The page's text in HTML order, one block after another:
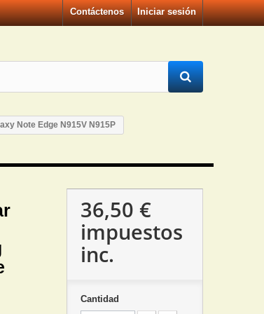
Iniciar sesión
Contáctenos
Note Edge N915V N915P
36,50 €
impuestos
inc.
Cantidad